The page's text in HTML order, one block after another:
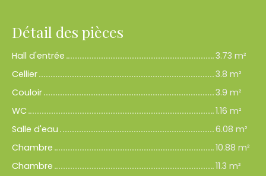
Détail des pièces
Hall d'entrée
3.73 m²
Cellier
3.8 m²
Couloir
3.9 m²
WC
1.16 m²
Salle d'eau
6.08 m²
Chambre
10.88 m²
Chambre
11.3 m²